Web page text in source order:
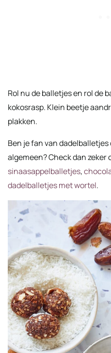
Rol nu de balletjes en rol de
kokosrasp. Klein beetje
plakken.
Ben je fan van
algemeen? Check dan zeker
sinaasappelballetjes,
dadelballetjes met wortel.